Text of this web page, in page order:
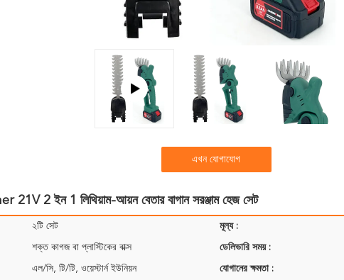
এখন যোগাযোগ
21V 2 ইন 1 লিথিয়াম-আয়ন বেতার বাগান সরঞ্জাম হেজ সেট
২টি সেট মূল্য :
শক্ত কাগজ বা প্লাস্টিকের বাক্স ডেলিভারি সময় :
এল/সি, টি/টি, ওয়েস্টার্ন ইউনিয়ন যোগানের ক্ষমতা :